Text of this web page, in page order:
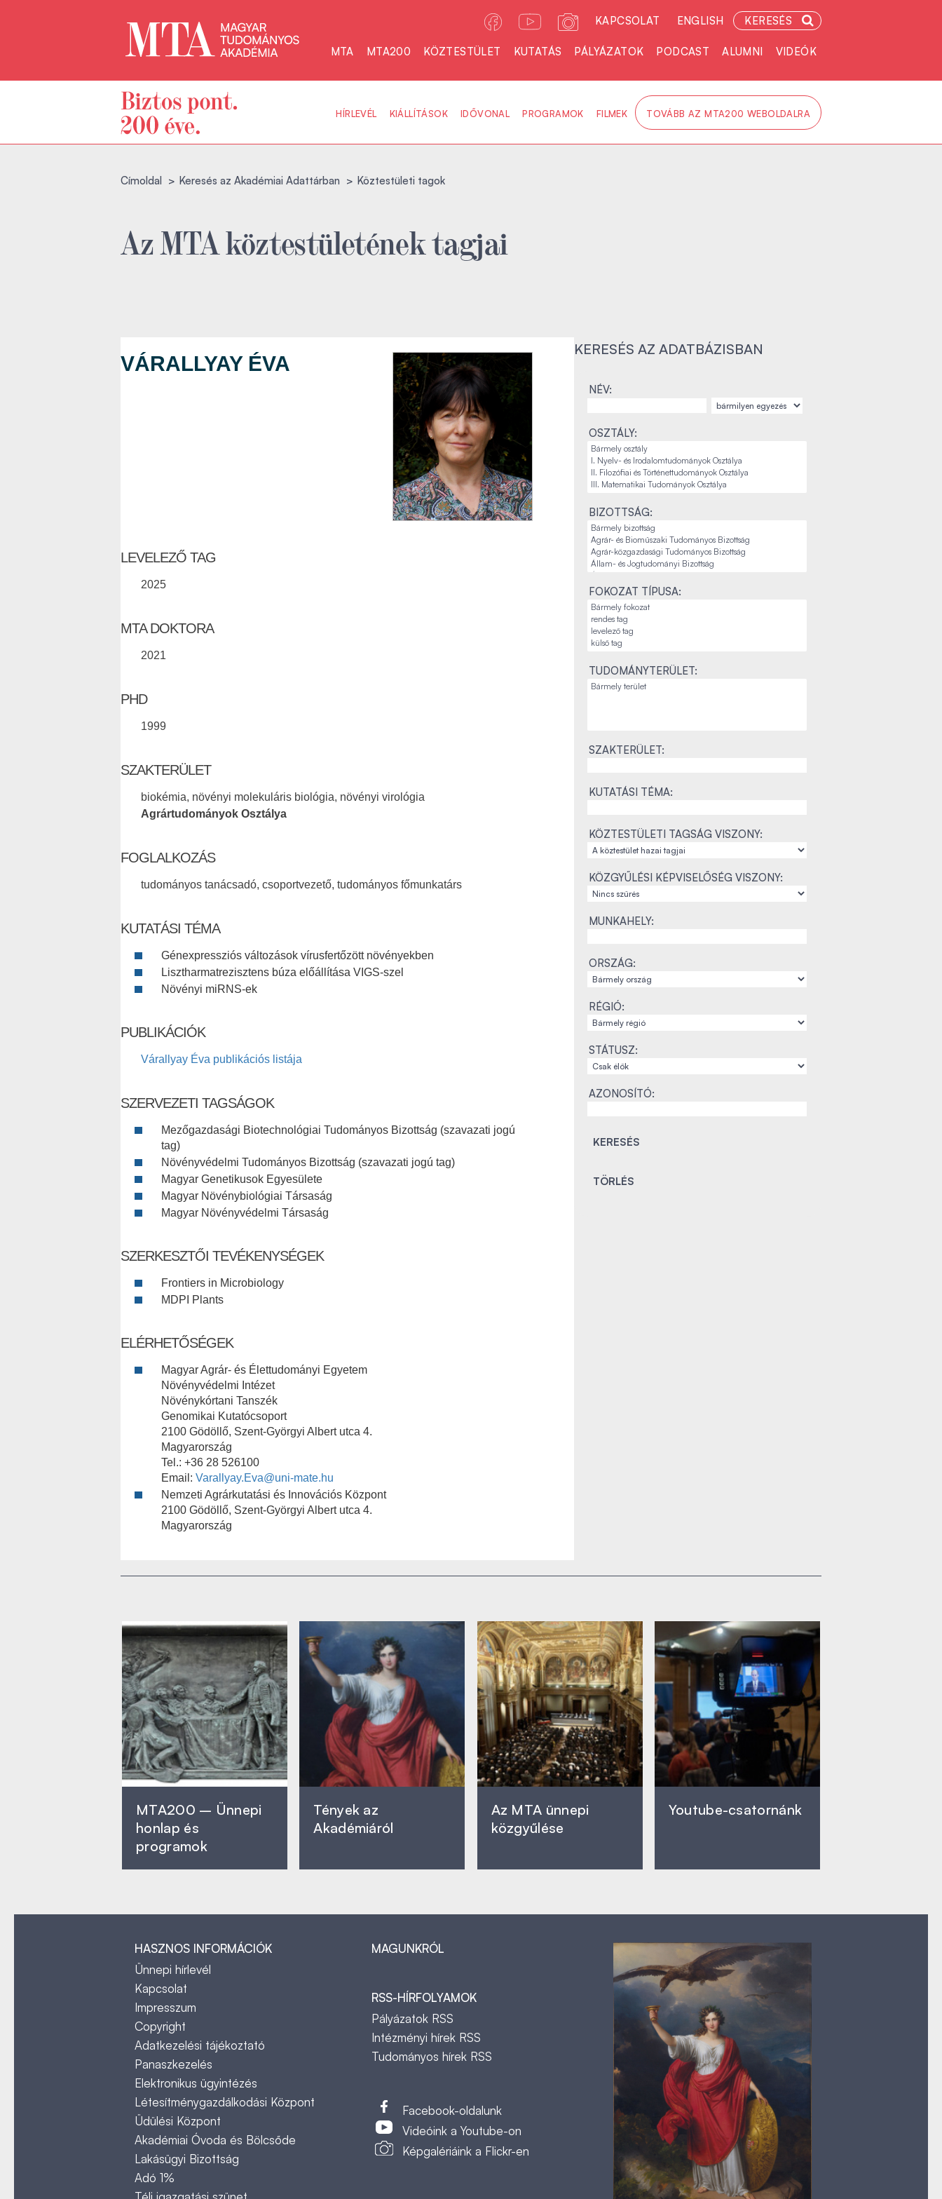
KAPCSOLAT ENGLISH KERESÉS
MTA MTA200 KÖZTESTÜLET KUTATÁS PÁLYÁZATOK PODCAST ALUMNI VIDEÓK
HÍRLEVÉL KIÁLLÍTÁSOK IDŐVONAL PROGRAMOK FILMEK TOVÁBB AZ MTA200 WEBOLDALRA
Címoldal Keresés az Akadémiai Adattárban Köztestületi tagok
Az MTA köztestületének tagjai
VÁRALLYAY ÉVA
LEVELEZŐ TAG
2025
MTA DOKTORA
2021
PHD
1999
SZAKTERÜLET
biokémia, növényi molekuláris biológia, növényi virológia
Agrártudományok Osztálya
FOGLALKOZÁS
tudományos tanácsadó, csoportvezető, tudományos főmunkatárs
KUTATÁSI TÉMA
Génexpressziós változások vírusfertőzött növényekben
Lisztharmatrezisztens búza előállítása VIGS-szel
Növényi miRNS-ek
PUBLIKÁCIÓK
Várallyay Éva publikációs listája
SZERVEZETI TAGSÁGOK
Mezőgazdasági Biotechnológiai Tudományos Bizottság (szavazati jogú
tag)
Növényvédelmi Tudományos Bizottság (szavazati jogú tag)
Magyar Genetikusok Egyesülete
Magyar Növénybiológiai Társaság
Magyar Növényvédelmi Társaság
SZERKESZTŐI TEVÉKENYSÉGEK
Frontiers in Microbiology
MDPI Plants
ELÉRHETŐSÉGEK
Magyar Agrár- és Élettudományi Egyetem
Növényvédelmi Intézet
Növénykórtani Tanszék
Genomikai Kutatócsoport
2100 Gödöllő, Szent-Györgyi Albert utca 4.
Magyarország
Tel.: +36 28 526100
Email: Varallyay.Eva@uni-mate.hu
Nemzeti Agrárkutatási és Innovációs Központ
2100 Gödöllő, Szent-Györgyi Albert utca 4.
Magyarország
KERESÉS AZ ADATBÁZISBAN
NÉV:
OSZTÁLY:
BIZOTTSÁG:
FOKOZAT TÍPUSA:
TUDOMÁNYTERÜLET:
SZAKTERÜLET:
KUTATÁSI TÉMA:
KÖZTESTÜLETI TAGSÁG VISZONY:
KÖZGYŰLÉSI KÉPVISELŐSÉG VISZONY:
MUNKAHELY:
ORSZÁG:
RÉGIÓ:
STÁTUSZ:
AZONOSÍTÓ:
MTA200 – Ünnepi
honlap és
programok
Tények az
Akadémiáról
Az MTA ünnepi
közgyűlése
Youtube-csatornánk
HASZNOS INFORMÁCIÓK
Ünnepi hírlevél
Kapcsolat
Impresszum
Copyright
Adatkezelési tájékoztató
Panaszkezelés
Elektronikus ügyintézés
Létesítménygazdálkodási Központ
Üdülési Központ
Akadémiai Óvoda és Bölcsőde
Lakásügyi Bizottság
Adó 1%
MAGUNKRÓL
RSS-HÍRFOLYAMOK
Pályázatok RSS
Intézményi hírek RSS
Tudományos hírek RSS
Facebook-oldalunk
Videóink a Youtube-on
Képgalériáink a Flickr-en